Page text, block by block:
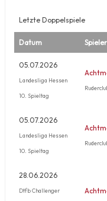
Letzte Doppelspiele
Datum Spieler
05.07.2026
Landesliga Hessen
10. Spieltag
05.07.2026
Landesliga Hessen
10. Spieltag
28.06.2026
Dtfb Challenger